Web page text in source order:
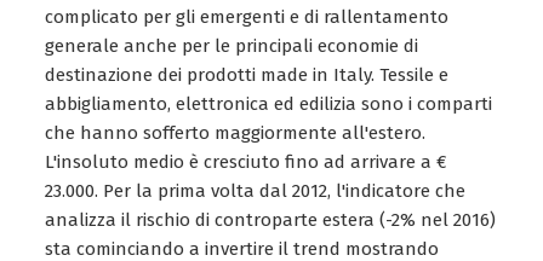
complicato per gli emergenti e di rallentamento
generale anche per le principali economie di
destinazione dei prodotti made in Italy. Tessile e
abbigliamento, elettronica ed edilizia sono i comparti
che hanno sofferto maggiormente all'estero.
L'insoluto medio è cresciuto fino ad arrivare a €
23.000. Per la prima volta dal 2012, l'indicatore che
analizza il rischio di controparte estera (-2% nel 2016)
sta cominciando a invertire il trend mostrando